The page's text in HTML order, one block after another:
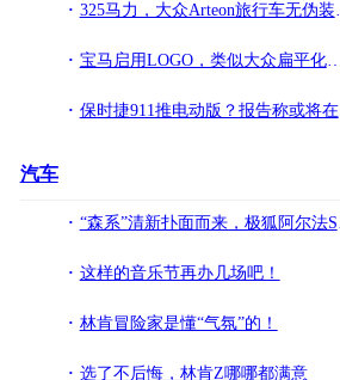
325马力，大众Arteon旅行车无伪装实拍图曝光
宝马启用LOGO，类似大众扁平化设计，奥迪和奔驰跟不跟？
保时捷911推电动版？报告称或将在2030年
汽车
“森系”清新扑面而来，极狐阿尔法S/T森林版上海车展亮相
这样的音乐节再办几场吧！
林肯冒险家是懂“气氛”的！
选了不后悔，林肯Z哪哪都满意